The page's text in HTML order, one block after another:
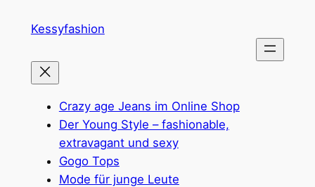
InhaltKessyfashion
Crazy age Jeans im Online Shop
Der Young Style – fashionable,
extravagant und sexy
Gogo Tops
Mode für junge Leute